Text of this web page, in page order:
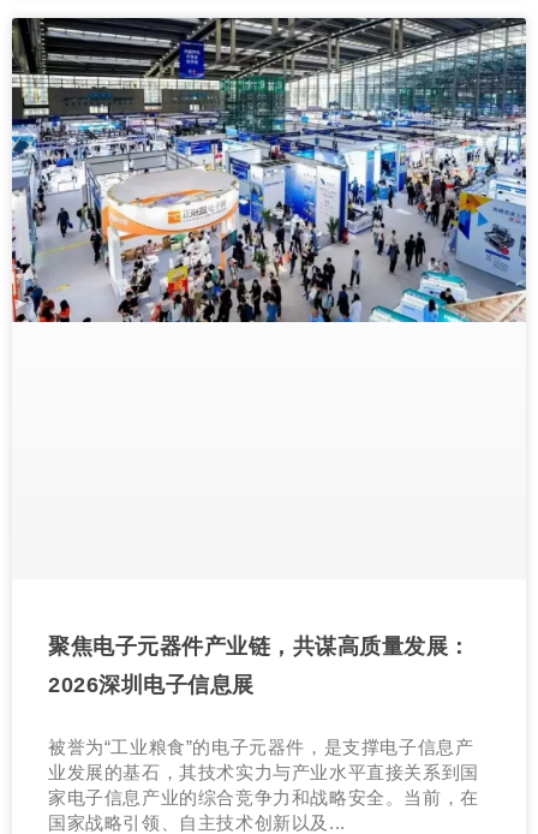
聚焦电子元器件产业链，共谋高质量发展：
2026深圳电子信息展
被誉为“工业粮食”的电子元器件，是支撑电子信息产
业发展的基石，其技术实力与产业水平直接关系到国
家电子信息产业的综合竞争力和战略安全。当前，在
国家战略引领、自主技术创新以及...